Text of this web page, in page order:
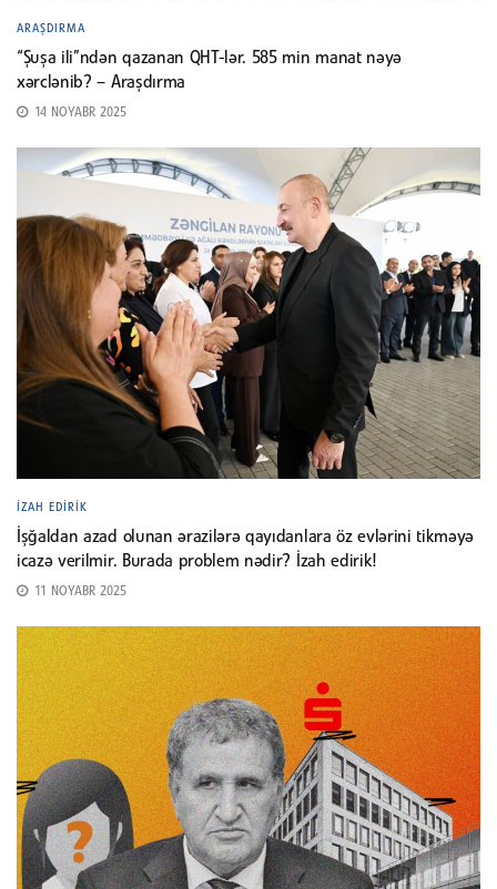
ARAŞDIRMA
“Şuşa ili”ndən qazanan QHT-lər. 585 min manat nəyə
xərclənib? – Araşdırma
14 NOYABR 2025
İZAH EDIRIK
İşğaldan azad olunan ərazilərə qayıdanlara öz evlərini tikməyə
icazə verilmir. Burada problem nədir? İzah edirik!
11 NOYABR 2025